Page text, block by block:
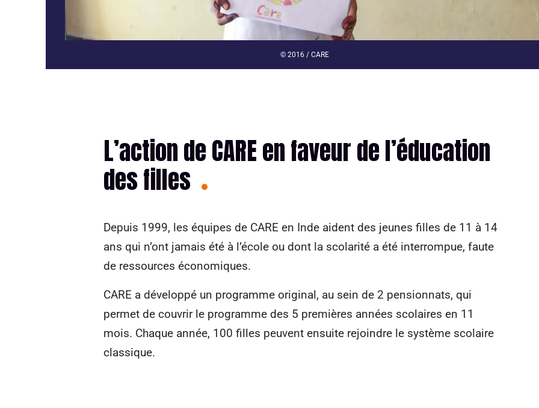
© 2016 / CARE
L’action de CARE en faveur de l’éducation
des filles
Depuis 1999, les équipes de CARE en Inde aident des jeunes filles de 11 à 14
ans qui n’ont jamais été à l’école ou dont la scolarité a été interrompue, faute
de ressources économiques.
CARE a développé un programme original, au sein de 2 pensionnats, qui
permet de couvrir le programme des 5 premières années scolaires en 11
mois. Chaque année, 100 filles peuvent ensuite rejoindre le système scolaire
classique.